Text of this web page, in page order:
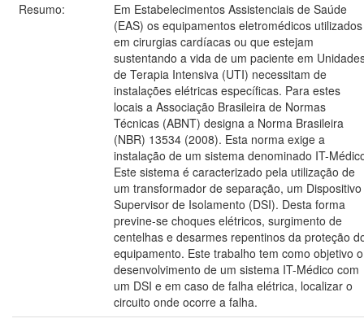
Resumo:
Em Estabelecimentos Assistenciais de Saúde
(EAS) os equipamentos eletromédicos utilizados
em cirurgias cardíacas ou que estejam
sustentando a vida de um paciente em
de Terapia Intensiva (UTI) necessitam de
instalações elétricas específicas. Para estes
locais a Associação Brasileira de Normas
Técnicas (ABNT) designa a Norma Brasileira
(NBR) 13534 (2008). Esta norma exige a
instalação de um sistema denominado IT-
Este sistema é caracterizado pela utilização de
um transformador de separação, um Dispositivo
Supervisor de Isolamento (DSI). Desta forma
previne-se choques elétricos, surgimento de
centelhas e desarmes repentinos da proteção
equipamento. Este trabalho tem como objetivo o
desenvolvimento de um sistema IT-Médico com
um DSI e em caso de falha elétrica, localizar o
circuito onde ocorre a falha.